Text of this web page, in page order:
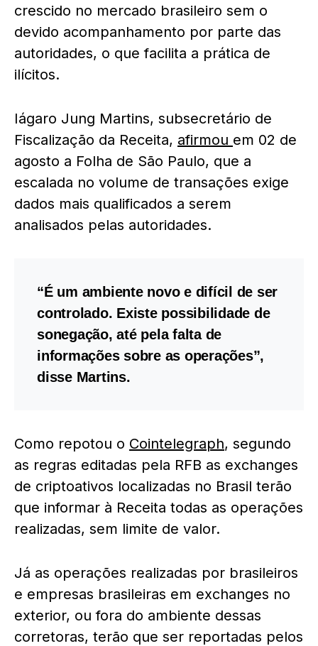
crescido no mercado brasileiro sem o
devido acompanhamento por parte das
autoridades, o que facilita a prática de
ilícitos.
Iágaro Jung Martins, subsecretário de
Fiscalização da Receita, afirmou em 02 de
agosto a Folha de São Paulo, que a
escalada no volume de transações exige
dados mais qualificados a serem
analisados pelas autoridades.
“É um ambiente novo e difícil de ser
controlado. Existe possibilidade de
sonegação, até pela falta de
informações sobre as operações”,
disse Martins.
Como repotou o Cointelegraph, segundo
as regras editadas pela RFB as exchanges
de criptoativos localizadas no Brasil terão
que informar à Receita todas as operações
realizadas, sem limite de valor.
Já as operações realizadas por brasileiros
e empresas brasileiras em exchanges no
exterior, ou fora do ambiente dessas
corretoras, terão que ser reportadas pelos